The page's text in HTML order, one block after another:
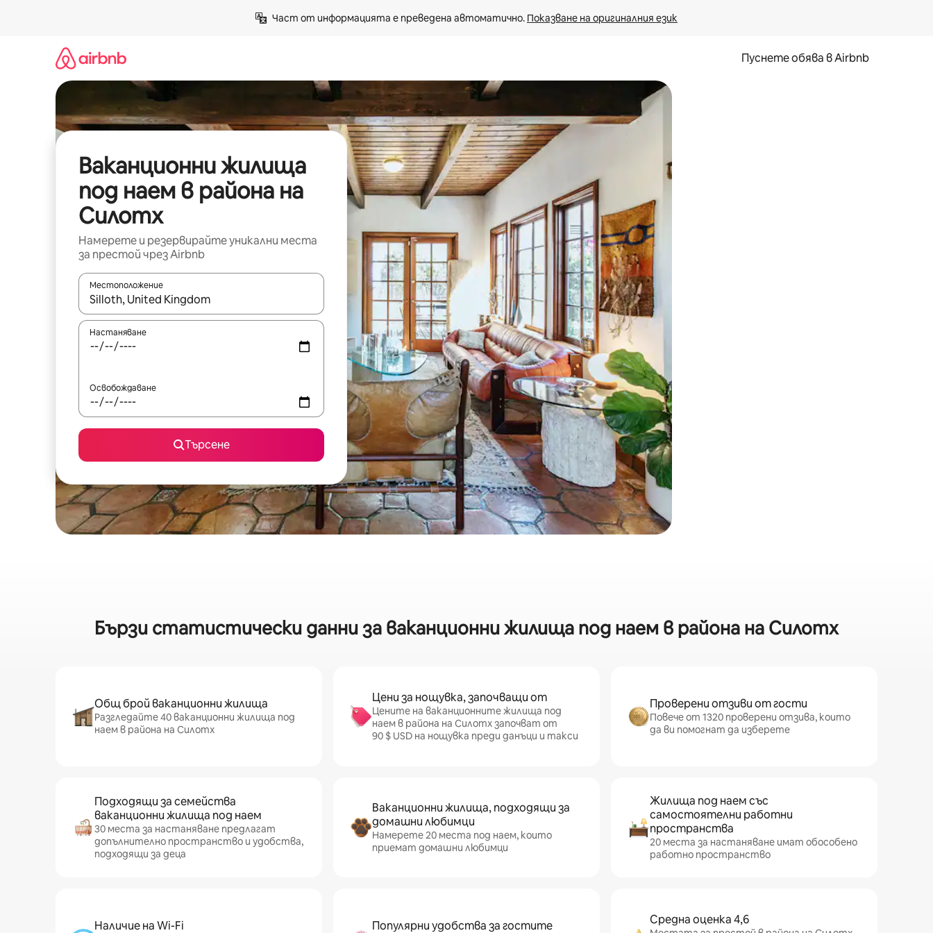
Част от информацията е преведена автоматично. Показване на оригиналния език
Пуснете обява в Airbnb
Ваканционни жилища
под наем в района на
Силотх
Намерете и резервирайте уникални места
за престой чрез Airbnb
Местоположение
Когато резултатите се покажат, използвайте клавишите със стрелки нагоре и надолу или навигирайте с докосване или плъзгане.
Настаняване
Освобождаване
Търсене
Бързи статистически данни за ваканционни жилища под наем в района на Силотх
Общ брой ваканционни жилища
Разгледайте 40 ваканционни жилища под
наем в района на Силотх
Цени за нощувка, започващи от
Цените на ваканционните жилища под
наем в района на Силотх започват от
90 $ USD на нощувка преди данъци и такси
Проверени отзиви от гости
Повече от 1320 проверени отзива, които
да ви помогнат да изберете
Подходящи за семейства
ваканционни жилища под наем
30 места за настаняване предлагат
допълнително пространство и удобства,
подходящи за деца
Ваканционни жилища, подходящи за
домашни любимци
Намерете 20 места под наем, които
приемат домашни любимци
Жилища под наем със
самостоятелни работни
пространства
20 места за настаняване имат обособено
работно пространство
Наличие на Wi-Fi Популярни удобства за гостите Средна оценка 4,6